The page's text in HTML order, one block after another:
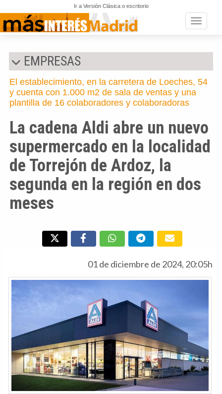
Ir a Versión Clásica o escritorio
Toggle
EMPRESAS
El establecimiento, en la carretera de Loeches, 54
y cuenta con 1.000 m2 de sala de ventas y una
plantilla de 16 colaboradores y colaboradoras
La cadena Aldi abre un nuevo
supermercado en la localidad
de Torrejón de Ardoz, la
segunda en la región en dos
meses
01 de diciembre de 2024, 20:05h